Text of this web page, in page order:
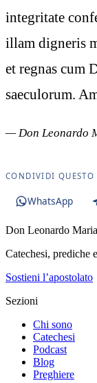
integritate
illam digneris
et regnas cum
saeculorum.
— Don Leonardo
CONDIVIDI QUESTO
WhatsApp
Don Leonardo
Catechesi, prediche
Sostieni l’apostolato
Sezioni
Chi sono
Catechesi
Podcast
Blog
Preghiere